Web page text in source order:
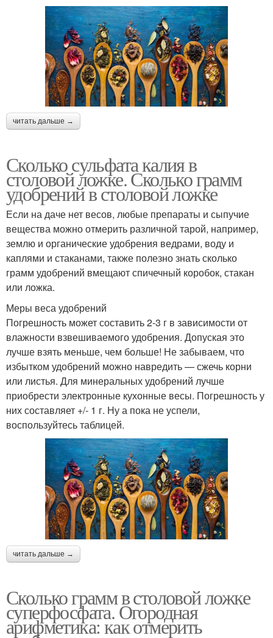
читать дальше →
Сколько сульфата калия в
столовой ложке. Сколько грамм
удобрений в столовой ложке
Если на даче нет весов, любые препараты и сыпучие
вещества можно отмерить различной тарой, например,
землю и органические удобрения ведрами, воду и
каплями и стаканами, также полезно знать сколько
грамм удобрений вмещают спичечный коробок, стакан
или ложка.
Меры веса удобрений
Погрешность может составить 2-3 г в зависимости от
влажности взвешиваемого удобрения. Допуская это
лучше взять меньше, чем больше! Не забываем, что
избытком удобрений можно навредить — сжечь корни
или листья. Для минеральных удобрений лучше
приобрести электронные кухонные весы. Погрешность у
них составляет +/- 1 г. Ну а пока не успели,
воспользуйтесь таблицей.
читать дальше →
Сколько грамм в столовой ложке
суперфосфата. Огородная
арифметика: как отмерить